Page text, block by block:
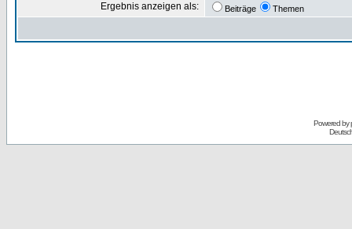
Ergebnis anzeigen als: Beiträge Themen
Powered by